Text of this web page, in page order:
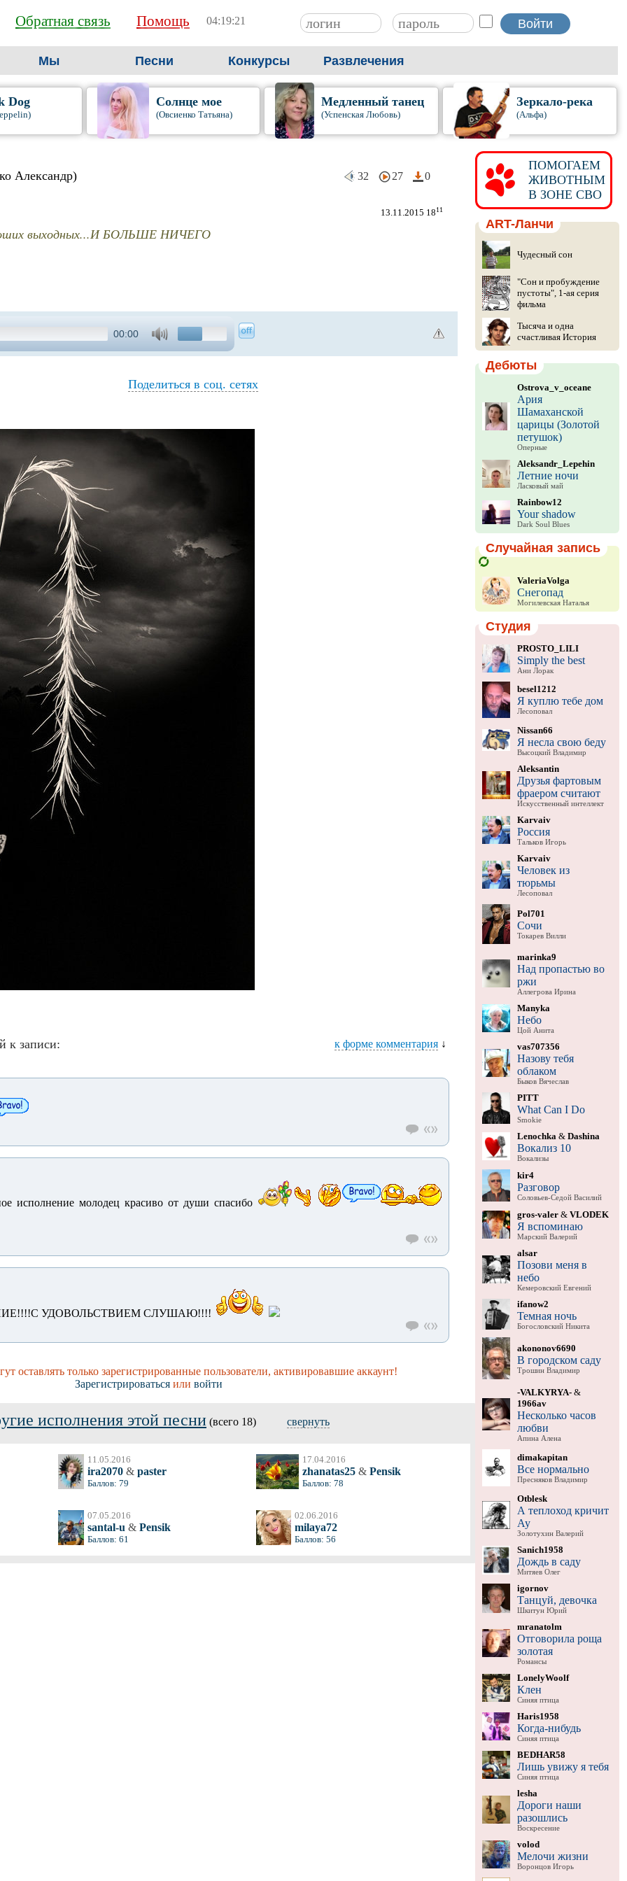
Обратная связь Помощь 04:19:22
Мы Песни Конкурсы Развлечения
Dog Солнце мое
(Овсиенко Татьяна)
Медленный танец
(Успенская Любовь)
Зеркало-река
(Альфа)
Александр) 32 27 0
13.11.2015 1811
выходных...И БОЛЬШЕ НИЧЕГО
00:00
Поделиться в соц. сетях
к записи: к форме комментария ↓
исполнение молодец красиво от души спасибо
УДОВОЛЬСТВИЕМ СЛУШАЮ!!!!
оставлять только зарегистрированные пользователи, активировавшие аккаунт!
Зарегистрироваться или войти
исполнения этой песни (всего 18) свернуть
11.05.2016
ira2070 & paster
Баллов: 79
17.04.2016
zhanatas25 & Pensik
Баллов: 78
07.05.2016
santal-u & Pensik
Баллов: 61
02.06.2016
milaya72
Баллов: 56
ПОМОГАЕМ
ЖИВОТНЫМ
В ЗОНЕ СВО
ART-Ланчи
Чудесный сон
"Сон и пробуждение
пустоты", 1-ая серия
фильма
Тысяча и одна
счастливая История
Дебюты
Ostrova_v_oceane
Ария
Шамаханской
царицы (Золотой
петушок)
Оперные
Aleksandr_Lepehin
Летние ночи
Ласковый май
Rainbow12
Your shadow
Dark Soul Blues
Случайная запись
ValeriaVolga
Снегопад
Могилевская Наталья
Студия
PROSTO_LILI
Simply the best
Ани Лорак
besel1212
Я куплю тебе дом
Лесоповал
Nissan66
Я несла свою беду
Высоцкий Владимир
Aleksantin
Друзья фартовым
фраером считают
Искусственный интеллект
Karvaiv
Россия
Тальков Игорь
Karvaiv
Человек из
тюрьмы
Лесоповал
Pol701
Сочи
Токарев Вилли
marinka9
Над пропастью во
ржи
Аллегрова Ирина
Manyka
Небо
Цой Анита
vas707356
Назову тебя
облаком
Быков Вячеслав
PITT
What Can I Do
Smokie
Lenochka & Dashina
Вокализ 10
Вокализы
kir4
Разговор
Соловьев-Седой Василий
gros-valer& VLODEK
Я вспоминаю
Марский Валерий
alsar
Позови меня в
небо
Кемеровский Евгений
ifanow2
Темная ночь
Богословский Никита
akononov6690
В городском саду
Трошин Владимир
-VALKYRYA-&
1966av
Несколько часов
любви
Апина Алена
dimakapitan
Все нормально
Пресняков Владимир
Otblesk
А теплоход кричит
Ау
Золотухин Валерий
Sanich1958
Дождь в саду
Митяев Олег
igornov
Танцуй, девочка
Шкитун Юрий
mranatolm
Отговорила роща
золотая
Романсы
LonelyWoolf
Клен
Синяя птица
Haris1958
Когда-нибудь
Синяя птица
BEDHAR58
Лишь увижу я тебя
Синяя птица
lesha
Дороги наши
разошлись
Воскресение
volod
Мелочи жизни
Воронцов Игорь